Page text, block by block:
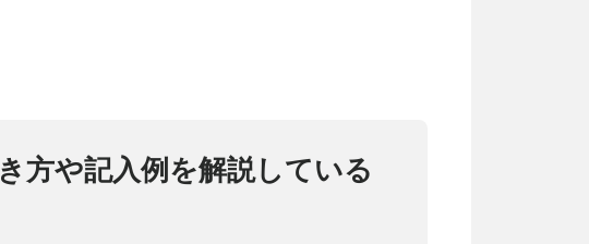
方や記入例を解説している